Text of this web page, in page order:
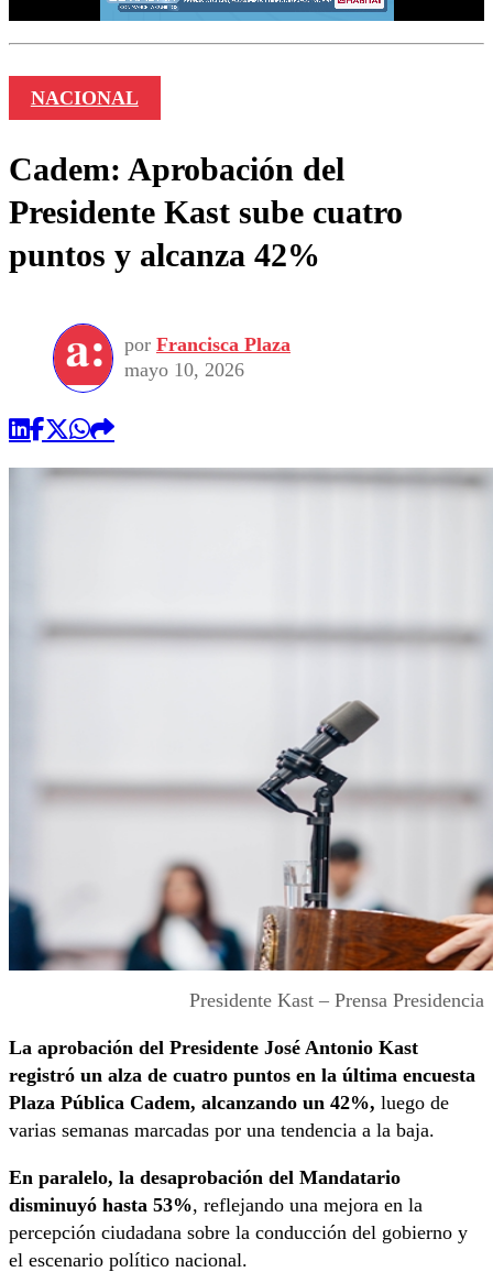
NACIONAL
Cadem: Aprobación del
Presidente Kast sube cuatro
puntos y alcanza 42%
por Francisca Plaza
mayo 10, 2026
Presidente Kast – Prensa Presidencia
La aprobación del Presidente José Antonio Kast
registró un alza de cuatro puntos en la última encuesta
Plaza Pública Cadem, alcanzando un 42%, luego de
varias semanas marcadas por una tendencia a la baja.
En paralelo, la desaprobación del Mandatario
disminuyó hasta 53%, reflejando una mejora en la
percepción ciudadana sobre la conducción del gobierno y
el escenario político nacional.